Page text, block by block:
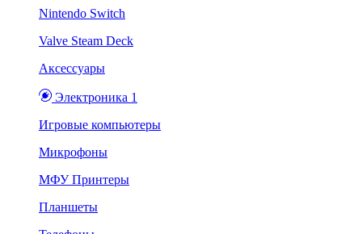
Nintendo Switch
Valve Steam Deck
Аксессуары
Электроника 1
Игровые компьютеры
Микрофоны
МФУ Принтеры
Планшеты